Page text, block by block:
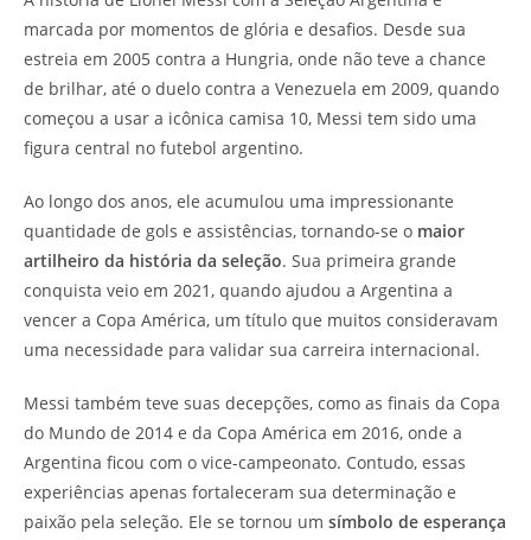
marcada por momentos de glória e desafios. Desde sua
estreia em 2005 contra a Hungria, onde não teve a chance
de brilhar, até o duelo contra a Venezuela em 2009, quando
começou a usar a icônica camisa 10, Messi tem sido uma
figura central no futebol argentino.
Ao longo dos anos, ele acumulou uma impressionante
quantidade de gols e assistências, tornando-se o maior
artilheiro da história da seleção. Sua primeira grande
conquista veio em 2021, quando ajudou a Argentina a
vencer a Copa América, um título que muitos consideravam
uma necessidade para validar sua carreira internacional.
Messi também teve suas decepções, como as finais da Copa
do Mundo de 2014 e da Copa América em 2016, onde a
Argentina ficou com o vice-campeonato. Contudo, essas
experiências apenas fortaleceram sua determinação e
paixão pela seleção. Ele se tornou um símbolo de esperança